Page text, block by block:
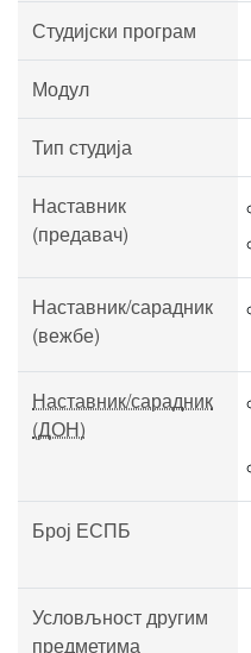
Студијски програм
Модул
Тип студија
Наставник
(предавач)
Наставник/сарадник
(вежбе)
Наставник/сарадник
(ДОН)
Број ЕСПБ
Условљност другим
предметима